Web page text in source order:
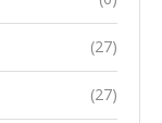
(27)
(27)